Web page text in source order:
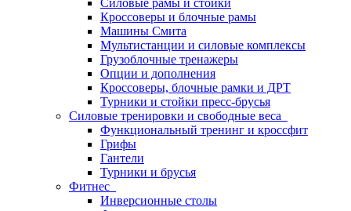
Силовые рамы и стойки
Кроссоверы и блочные рамы
Машины Смита
Мультистанции и силовые комплексы
Грузоблочные тренажеры
Опции и дополнения
Кроссоверы, блочные рамки и ДРТ
Турники и стойки пресс-брусья
Силовые тренировки и свободные веса
Функциональный тренинг и кроссфит
Грифы
Гантели
Турники и брусья
Фитнес
Инверсионные столы